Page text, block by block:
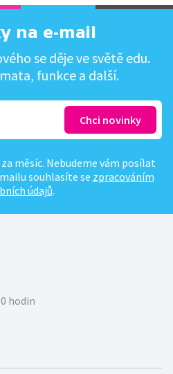
na e-mail
se děje ve světě edu.
funkce a další.
měsíc. Nebudeme vám posílat
souhlasíte se zpracováním
údajů.